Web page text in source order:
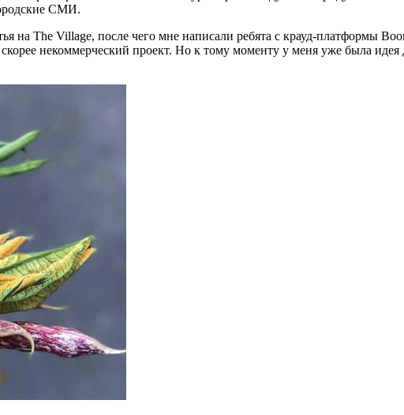
СМИ.
на The Village, после чего мне написали ребята с крауд-платформы
некоммерческий проект. Но к тому моменту у меня уже была